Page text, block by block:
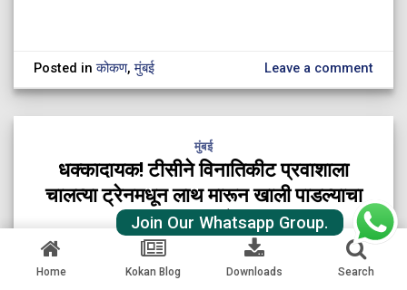
Posted inकोकण,मुंबई Leave a comment
मुंबई
धक्कादायक! टीसीने विनातिकीट प्रवाशाला
चालत्या ट्रेनमधून लाथ मारून खाली पाडल्याचा
गंभीर आरोप
POSTED ONJULY 26, 2026 10:58 AMBY
KOKANAI
Home Kokan Blog Downloads Search
Join Our Whatsapp Group.